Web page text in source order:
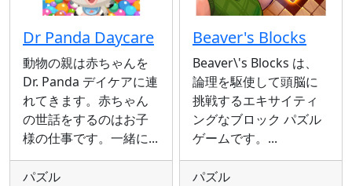
Dr Panda Daycare
動物の親は赤ちゃんを
Dr. Panda デイケアに連
れてきます。赤ちゃん
の世話をするのはお子
様の仕事です。一緒に...
パズル
Beaver's Blocks
Beaver\'s Blocks は、
論理を駆使して頭脳に
挑戦するエキサイティ
ングなブロック パズル
ゲームです。...
パズル